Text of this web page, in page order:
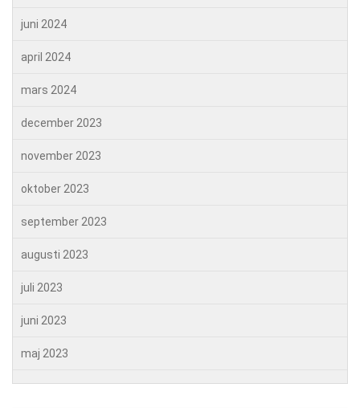
juni 2024
april 2024
mars 2024
december 2023
november 2023
oktober 2023
september 2023
augusti 2023
juli 2023
juni 2023
maj 2023